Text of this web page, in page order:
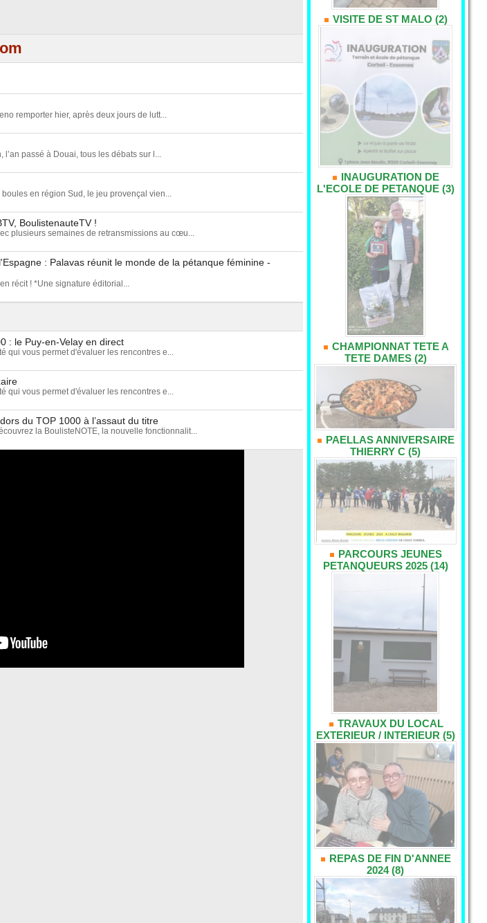
remporter hier, après deux jours de lutt...
passé à Douai, tous les débats sur l...
en région Sud, le jeu provençal vien...
BoulistenauteTV !
plusieurs semaines de retransmissions au cœu...
: Palavas réunit le monde de la pétanque féminine -
récit ! *Une signature éditorial...
: le Puy-en-Velay en direct
qui vous permet d'évaluer les rencontres e...
qui vous permet d'évaluer les rencontres e...
du TOP 1000 à l’assaut du titre
la BoulisteNOTE, la nouvelle fonctionnalit...
VISITE DE ST MALO (2)
INAUGURATION DE
L'ECOLE DE PETANQUE (3)
CHAMPIONNAT TETE A
TETE DAMES (2)
PAELLAS ANNIVERSAIRE
THIERRY C (5)
PARCOURS JEUNES
PETANQUEURS 2025 (14)
TRAVAUX DU LOCAL
EXTERIEUR / INTERIEUR (5)
REPAS DE FIN D'ANNEE
2024 (8)